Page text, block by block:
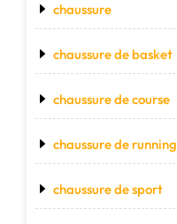
chaussure
chaussure de basket
chaussure de course
chaussure de running
chaussure de sport